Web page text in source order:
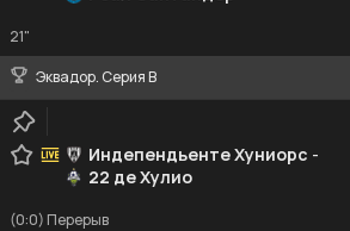
21"
Эквадор. Серия В
Индепендьенте Хуниорс -
22 де Хулио
(0:0) Перерыв